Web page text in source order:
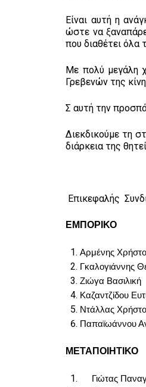
Είναι αυτή η
ώστε να
που διαθέτει όλα
Με πολύ μεγάλη
Γρεβενών της
Σ αυτή την
Διεκδικούμε τη
διάρκεια της
Επικεφαλής
ΕΜΠΟΡΙΚΟ
Αρμένης
Γκαλογιάννης
Ζιώγα Βασιλική
Καζαντζίδου
Ντάλλας
Παπαϊωάννου
ΜΕΤΑΠΟΙΗΤΙΚΟ
Γιώτας